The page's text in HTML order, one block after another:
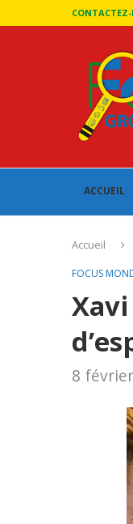
ACCUEIL
Accueil
FOCUS
8